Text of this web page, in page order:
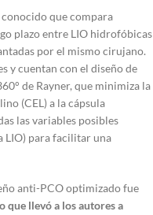
que compara
plazo entre LIO hidrofóbicas
por el mismo cirujano.
y cuentan con el diseño de
de Rayner, que minimiza la
(CEL) a la cápsula
las variables posibles
LIO) para facilitar una
anti-PCO optimizado fue
que llevó a los autores a